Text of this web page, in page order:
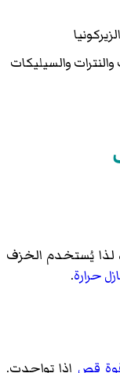
والسيليكات
لذا يُستخدم الخزف
حرارة.
قص إذا تواجدت.